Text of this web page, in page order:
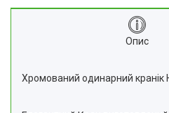
Опис
Хромований одинарний кранік